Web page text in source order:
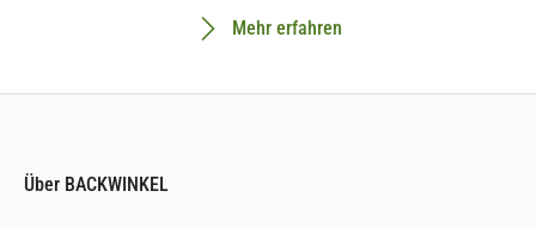
Mehr erfahren
Über BACKWINKEL